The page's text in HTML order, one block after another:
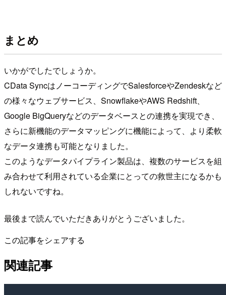
まとめ
いかがでしたでしょうか。
CData SyncはノーコーディングでSalesforceやZendeskなど
の様々なウェブサービス、SnowflakeやAWS Redshift、
Google BigQueryなどのデータベースとの連携を実現でき、
さらに新機能のデータマッピングに機能によって、より柔軟
なデータ連携も可能となりました。
このようなデータパイプライン製品は、複数のサービスを組
み合わせて利用されている企業にとっての救世主になるかも
しれないですね。
最後まで読んでいただきありがとうございました。
この記事をシェアする
関連記事